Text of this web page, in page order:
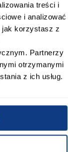
treści i
i analizować
jak korzystasz z
Partnerzy
otrzymanymi
z ich usług.